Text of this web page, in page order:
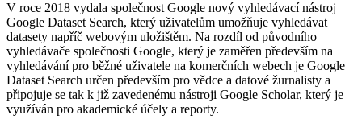
V roce 2018 vydala společnost Google nový vyhledávací nástroj
Google Dataset Search, který uživatelům umožňuje vyhledávat
datasety napříč webovým uložištěm. Na rozdíl od původního
vyhledávače společnosti Google, který je zaměřen především na
vyhledávání pro běžné uživatele na komerčních webech je Google
Dataset Search určen především pro vědce a datové žurnalisty a
připojuje se tak k již zavedenému nástroji Google Scholar, který je
využíván pro akademické účely a reporty.